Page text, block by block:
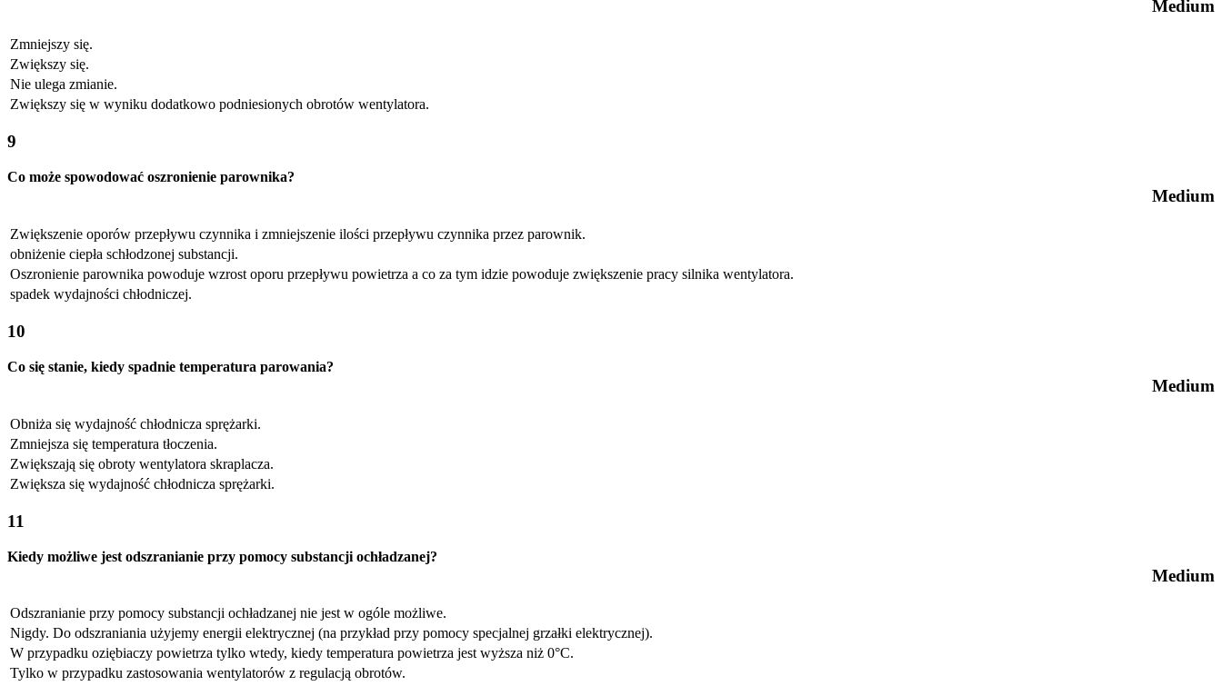
Medium
Zmniejszy się.
Zwiększy się.
Nie ulega zmianie.
Zwiększy się w wyniku dodatkowo podniesionych obrotów wentylatora.
9
Medium
Co może spowodować oszronienie parownika?
Zwiększenie oporów przepływu czynnika i zmniejszenie ilości przepływu czynnika przez parownik.
obniżenie ciepła schłodzonej substancji.
Oszronienie parownika powoduje wzrost oporu przepływu powietrza a co za tym idzie powoduje zwiększenie pracy silnika wentylatora.
spadek wydajności chłodniczej.
10
Medium
Co się stanie, kiedy spadnie temperatura parowania?
Obniża się wydajność chłodnicza sprężarki.
Zmniejsza się temperatura tłoczenia.
Zwiększają się obroty wentylatora skraplacza.
Zwiększa się wydajność chłodnicza sprężarki.
11
Medium
Kiedy możliwe jest odszranianie przy pomocy substancji ochładzanej?
Odszranianie przy pomocy substancji ochładzanej nie jest w ogóle możliwe.
Nigdy. Do odszraniania użyjemy energii elektrycznej (na przykład przy pomocy specjalnej grzałki elektrycznej).
W przypadku oziębiaczy powietrza tylko wtedy, kiedy temperatura powietrza jest wyższa niż 0°C.
Tylko w przypadku zastosowania wentylatorów z regulacją obrotów.